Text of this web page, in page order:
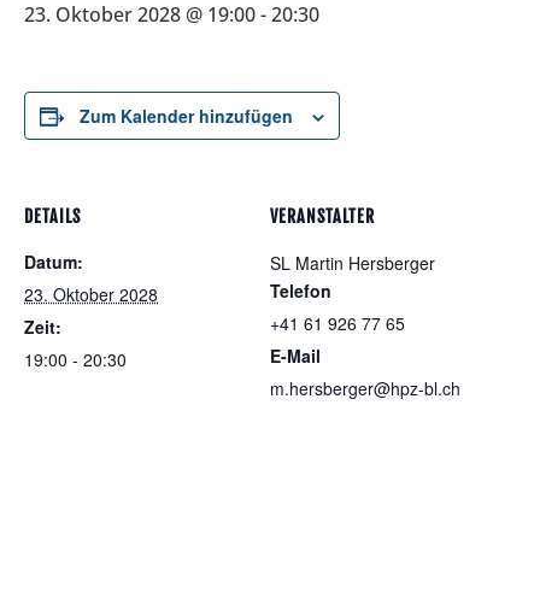
23. Oktober 2028 @ 19:00-20:30
Zum Kalender hinzufügen
DETAILS
Datum:
23. Oktober 2028
Zeit:
19:00 - 20:30
VERANSTALTER
SL Martin Hersberger
Telefon
+41 61 926 77 65
E-Mail
m.hersberger@hpz-bl.ch